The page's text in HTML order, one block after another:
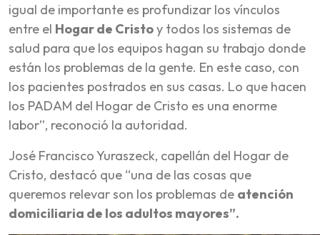
igual de importante es profundizar los vínculos
entre el Hogar de Cristoy todos los sistemas de
salud para que los equipos hagan su trabajo donde
están los problemas de la gente. En este caso, con
los pacientes postrados en sus casas. Lo que hacen
los PADAM del Hogar de Cristo es una enorme
labor”, reconoció la autoridad.
José Francisco Yuraszeck, capellán del Hogar de
Cristo, destacó que “una de las cosas que
queremos relevar son los problemas de atención
domiciliaria de los adultos mayores”.